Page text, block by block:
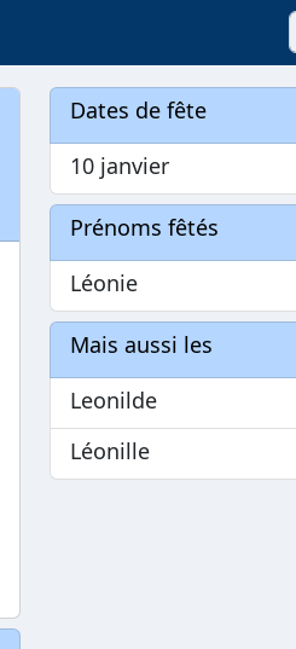
Dates de fête
10 janvier
Prénoms fêtés
Léonie
Mais aussi les
Leonilde
Léonille